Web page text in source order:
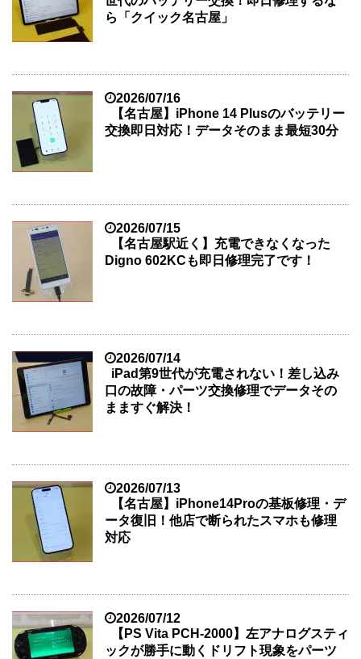
ら「クイック名古屋」
2026/07/16
【名古屋】iPhone 14 Plusのバッテリー
交換即日対応！データそのまま最短30分
2026/07/15
【名古屋駅近く】充電できなくなった
Digno 602KCも即日修理完了です！
2026/07/14
iPad第9世代が充電されない！差し込み
口の故障・パーツ交換修理でデータその
まますぐ解決！
2026/07/13
【名古屋】iPhone14Proの基板修理・デ
ータ復旧！他店で断られたスマホも修理
対応
2026/07/12
【PS Vita PCH-2000】左アナログスティ
ックが勝手に動くドリフト現象をパーツ